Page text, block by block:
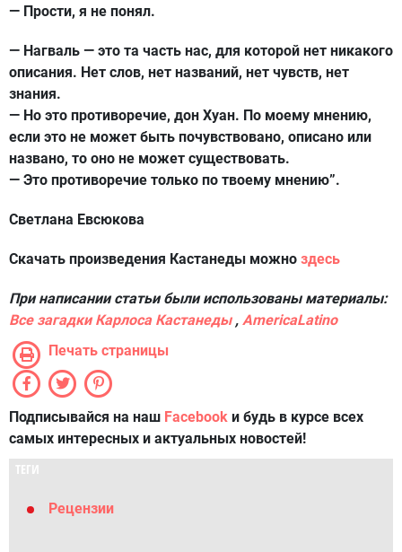
— Прости, я не понял.
— Нагваль — это та часть нас, для которой нет никакого
описания. Нет слов, нет названий, нет чувств, нет
знания.
— Но это противоречие, дон Хуан. По моему мнению,
если это не может быть почувствовано, описано или
названо, то оно не может существовать.
— Это противоречие только по твоему мнению”.
Светлана Евсюкова
Скачать произведения Кастанеды можно здесь
При написании статьи были использованы материалы:
Все загадки Карлоса Кастанеды, AmericaLatino
Печать страницы
Подписывайся на наш Facebook и будь в курсе всех
самых интересных и актуальных новостей!
ТЕГИ
Рецензии